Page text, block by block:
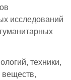
исследований
техники,